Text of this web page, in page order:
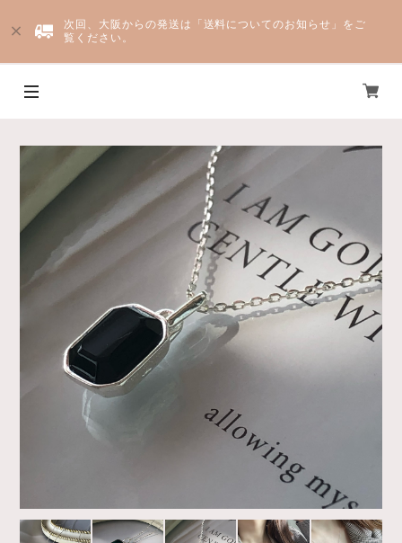
次回、大阪からの発送は「送料についてのお知らせ」をご
覧ください。